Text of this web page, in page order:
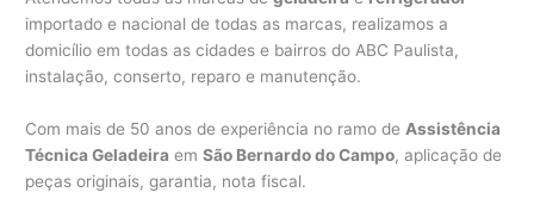
importado e nacional de todas as marcas, realizamos a
domicílio em todas as cidades e bairros do ABC Paulista,
instalação, conserto, reparo e manutenção.
Com mais de 50 anos de experiência no ramo de Assistência
Técnica Geladeira emSão Bernardo do Campo, aplicação de
peças originais, garantia, nota fiscal.